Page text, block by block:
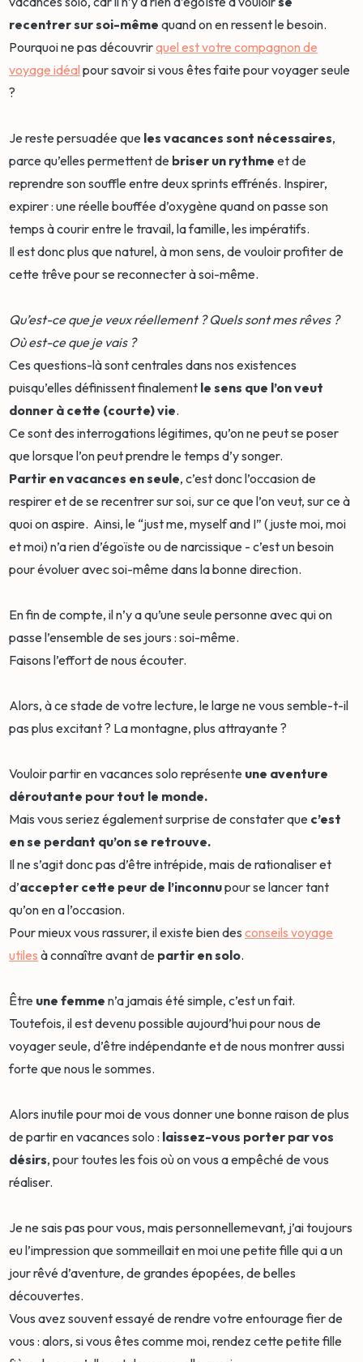
recentrer sur soi-même quand on en ressent le besoin.
Pourquoi ne pas découvrirquel est votre compagnon de
voyage idéal pour savoir si vous êtes faite pour voyager seule
?
Je reste persuadée que les vacances sont nécessaires,
parce qu’elles permettent de briser un rythme et de
reprendre son souffle entre deux sprints effrénés. Inspirer,
expirer : une réelle bouffée d’oxygène quand on passe son
temps à courir entre le travail, la famille, les impératifs.
Il est donc plus que naturel, à mon sens, de vouloir profiter de
cette trêve pour se reconnecter à soi-même.
Qu’est-ce que je veux réellement ? Quels sont mes rêves ?
Où est-ce que je vais ?
Ces questions-là sont centrales dans nos existences
puisqu’elles définissent finalement le sens que l’on veut
donner à cette (courte) vie.
Ce sont des interrogations légitimes, qu’on ne peut se poser
que lorsque l’on peut prendre le temps d’y songer.
Partir en vacances en seule, c’est donc l’occasion de
respirer et de se recentrer sur soi, sur ce que l’on veut, sur ce à
quoi on aspire. Ainsi, le “just me, myself and I” (juste moi, moi
et moi) n’a rien d’égoïste ou de narcissique - c’est un besoin
pour évoluer avec soi-même dans la bonne direction.
En fin de compte, il n’y a qu’une seule personne avec qui on
passe l’ensemble de ses jours : soi-même.
Faisons l’effort de nous écouter.
Alors, à ce stade de votre lecture, le large ne vous semble-t-il
pas plus excitant ? La montagne, plus attrayante ?
Vouloir partir en vacances solo représente une aventure
déroutante pour tout le monde.
Mais vous seriez également surprise de constater que c’est
en se perdant qu’on se retrouve.
Il ne s’agit donc pas d’être intrépide, mais de rationaliser et
d’accepter cette peur de l’inconnupour se lancer tant
qu’on en a l’occasion.
Pour mieux vous rassurer, il existe bien desconseils voyage
utiles à connaître avant de partir en solo.
Être une femme n’a jamais été simple, c’est un fait.
Toutefois, il est devenu possible aujourd’hui pour nous de
voyager seule, d’être indépendante et de nous montrer aussi
forte que nous le sommes.
Alors inutile pour moi de vous donner une bonne raison de plus
de partir en vacances solo : laissez-vous porter par vos
désirs, pour toutes les fois où on vous a empêché de vous
réaliser.
Je ne sais pas pour vous, mais personnellemevant, j’ai toujours
eu l’impression que sommeillait en moi une petite fille qui a un
jour rêvé d’aventure, de grandes épopées, de belles
découvertes.
Vous avez souvent essayé de rendre votre entourage fier de
vous : alors, si vous êtes comme moi, rendez cette petite fille